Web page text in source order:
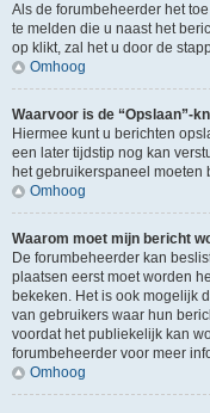
Als de forumbeheerder het
te melden die u naast het
op klikt, zal het u door de
Omhoog
Waarvoor is de “Opslaan”-
Hiermee kunt u berichten
een later tijdstip nog kan
het gebruikerspaneel moeten
Omhoog
Waarom moet mijn bericht
De forumbeheerder kan
plaatsen eerst moet worden
bekeken. Het is ook mogelijk
van gebruikers waar hun
voordat het publiekelijk kan
forumbeheerder voor meer
Omhoog